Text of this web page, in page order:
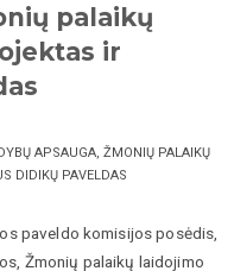
palaikų
ir
APSAUGA, ŽMONIŲ PALAIKŲ
DIDIKŲ PAVELDAS
paveldo komisijos posėdis,
Žmonių palaikų laidojimo